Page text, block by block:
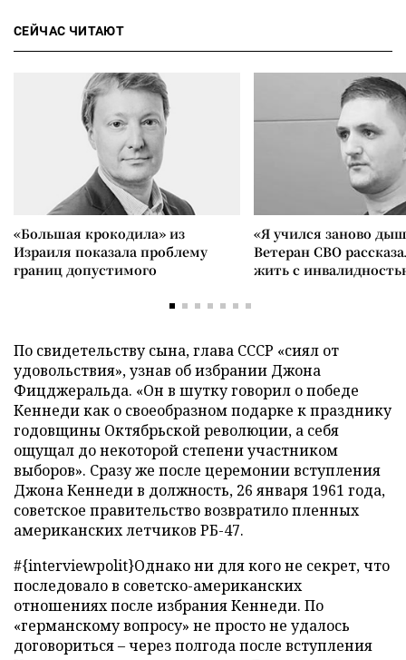
СЕЙЧАС ЧИТАЮТ
«Большая крокодила» из
Израиля показала проблему
границ допустимого
«Я учился заново
Ветеран СВО
жить с
По свидетельству сына, глава СССР «сиял от
удовольствия», узнав об избрании Джона
Фицджеральда. «Он в шутку говорил о победе
Кеннеди как о своеобразном подарке к празднику
годовщины Октябрьской революции, а себя
ощущал до некоторой степени участником
выборов». Сразу же после церемонии вступления
Джона Кеннеди в должность, 26 января 1961 года,
советское правительство возвратило пленных
американских летчиков РБ-47.
#{interviewpolit}Однако ни для кого не секрет, что
последовало в советско-американских
отношениях после избрания Кеннеди. По
«германскому вопросу» не просто не удалось
договориться – через полгода после вступления